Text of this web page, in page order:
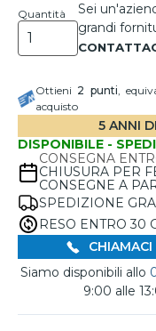
Quantità
Sei
grandi
Ottieni 2 punti,
acquisto
5 ANNI
DISPONIBILE -
CONSEGNA
CHIUSURA PER
CONSEGNE A
SPEDIZIONE
RESO ENTRO 30
CHIAMACI
Siamo disponibili allo
9:00 alle